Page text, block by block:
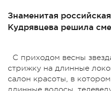
Знаменитая
Кудрявцева решила
С приходом весны
стрижку на длинные
салон красоты, в